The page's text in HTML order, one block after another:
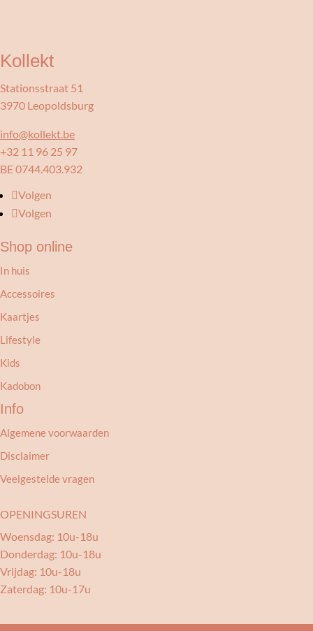
Kollekt
Stationsstraat 51
3970 Leopoldsburg
info@kollekt.be
+32 11 96 25 97
BE 0744.403.932
Volgen
Volgen
Shop online
In huis
Accessoires
Kaartjes
Lifestyle
Kids
Kadobon
Info
Algemene voorwaarden
Disclaimer
Veelgestelde vragen
OPENINGSUREN
Woensdag: 10u-18u
Donderdag: 10u-18u
Vrijdag: 10u-18u
Zaterdag: 10u-17u